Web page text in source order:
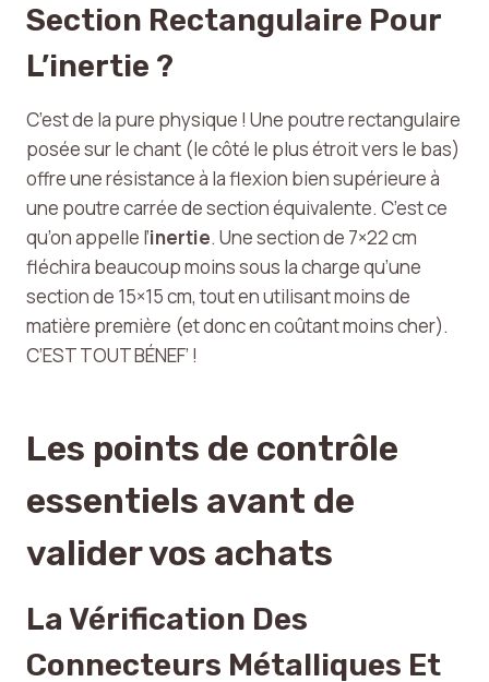
Section Rectangulaire Pour
L’inertie ?
C’est de la pure physique ! Une poutre rectangulaire
posée sur le chant (le côté le plus étroit vers le bas)
offre une résistance à la flexion bien supérieure à
une poutre carrée de section équivalente. C’est ce
qu’on appelle l’inertie. Une section de 7×22 cm
fléchira beaucoup moins sous la charge qu’une
section de 15×15 cm, tout en utilisant moins de
matière première (et donc en coûtant moins cher).
C’EST TOUT BÉNEF’ !
Les points de contrôle
essentiels avant de
valider vos achats
La Vérification Des
Connecteurs Métalliques Et